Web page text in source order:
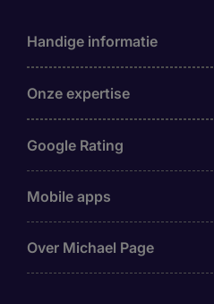
Handige informatie
Onze expertise
Google Rating
Mobile apps
Over Michael Page